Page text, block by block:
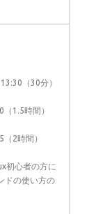
（30分）
時間）
2時間）
初心者の方に
ドの使い方の